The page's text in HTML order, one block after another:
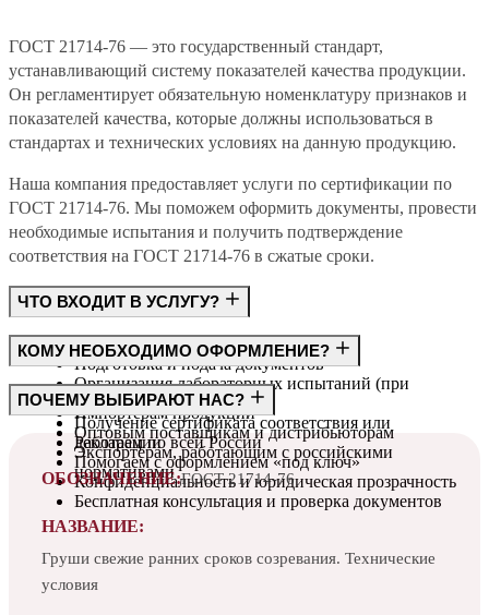
ГОСТ 21714-76 — это государственный стандарт,
устанавливающий систему показателей качества продукции.
Он регламентирует обязательную номенклатуру признаков и
показателей качества, которые должны использоваться в
стандартах и технических условиях на данную продукцию.
Наша компания предоставляет услуги по сертификации по
ГОСТ 21714-76. Мы поможем оформить документы, провести
необходимые испытания и получить подтверждение
соответствия на ГОСТ 21714-76 в сжатые сроки.
ЧТО ВХОДИТ В УСЛУГУ?
Консультация по требованиям ГОСТ
Подготовка и подача документов
Организация лабораторных испытаний (при
необходимости)
Получение сертификата соответствия или
декларации
КОМУ НЕОБХОДИМО ОФОРМЛЕНИЕ?
Производителям
Импортёрам продукции
Оптовым поставщикам и дистрибьюторам
Экспортёрам, работающим с российскими
нормативами
ПОЧЕМУ ВЫБИРАЮТ НАС?
Работаем по всей России
Помогаем с оформлением «под ключ»
Конфиденциальность и юридическая прозрачность
Бесплатная консультация и проверка документов
ОБОЗНАЧЕНИЕ:ГОСТ 21714-76
НАЗВАНИЕ:
Груши свежие ранних сроков созревания. Технические
условия